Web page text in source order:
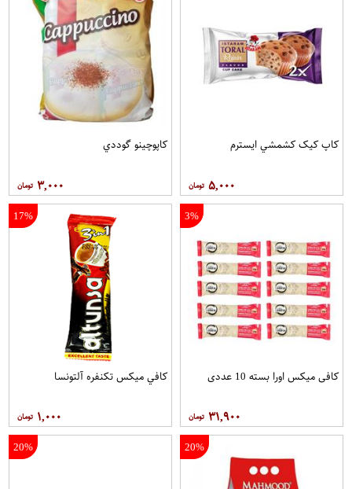
کاپ کيک کشمشي ايسترم
۵,۰۰۰
کاپوچينو گوددي
۳,۰۰۰
3%
کافی میکس اورا بسته 10 عددی
۳۱,۹۰۰
17%
کافي ميکس تکنفره آلتونسا
۱,۰۰۰
20%
20%